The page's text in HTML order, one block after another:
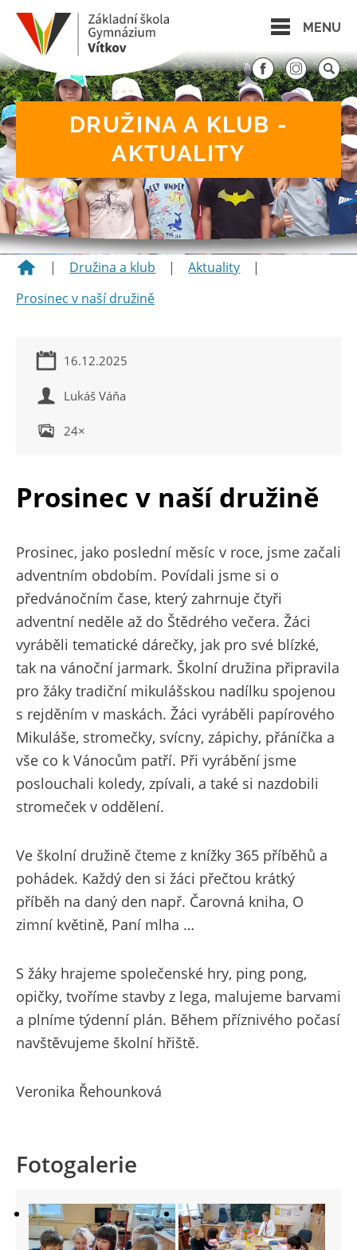
MENU
DRUŽINA A KLUB -
AKTUALITY
| Družina a klub | Aktuality
|
Prosinec v naší družině
16.12.2025
Lukáš Váňa
24×
Prosinec v naší družině
Prosinec, jako poslední měsíc v roce, jsme začali
adventním obdobím. Povídali jsme si o
předvánočním čase, který zahrnuje čtyři
adventní neděle až do Štědrého večera. Žáci
vyráběli tematické dárečky, jak pro své blízké,
tak na vánoční jarmark. Školní družina připravila
pro žáky tradiční mikulášskou nadílku spojenou
s rejděním v maskách. Žáci vyráběli papírového
Mikuláše, stromečky, svícny, zápichy, přáníčka a
vše co k Vánocům patří. Při vyrábění jsme
poslouchali koledy, zpívali, a také si nazdobili
stromeček v oddělení.
Ve školní družině čteme z knížky 365 příběhů a
pohádek. Každý den si žáci přečtou krátký
příběh na daný den např. Čarovná kniha, O
zimní květině, Paní mlha …
S žáky hrajeme společenské hry, ping pong,
opičky, tvoříme stavby z lega, malujeme barvami
a plníme týdenní plán. Během příznivého počasí
navštěvujeme školní hřiště.
Veronika Řehounková
Fotogalerie